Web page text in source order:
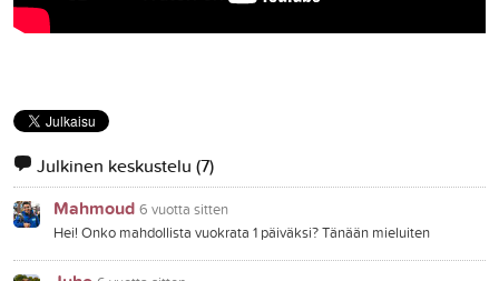
Julkinen keskustelu (7)
Mahmoud 6 vuotta sitten
Hei! Onko mahdollista vuokrata 1 päiväksi? Tänään mieluiten